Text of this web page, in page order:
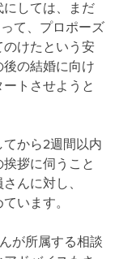
にしては、まだ
て、プロポーズ
のけたという安
の結婚に向け
トさせようと
から2週間以内
拶に伺うこと
んに対し、
います。
が所属する相談